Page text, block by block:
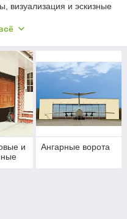
визуализация и эскизные
поэтому весь
и
Ангарные ворота